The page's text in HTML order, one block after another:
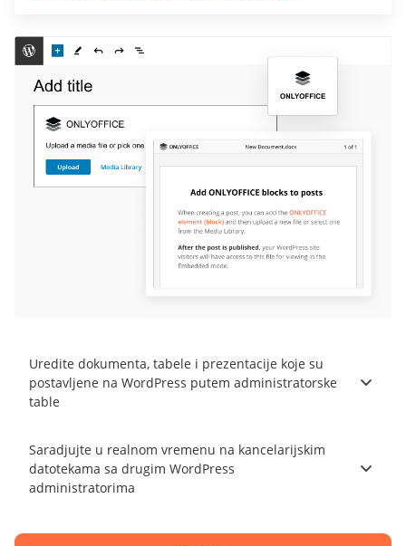
Uredite dokumenta, tabele i prezentacije koje su
postavljene na WordPress putem administratorske
table
Saradjujte u realnom vremenu na kancelarijskim
datotekama sa drugim WordPress
administratorima